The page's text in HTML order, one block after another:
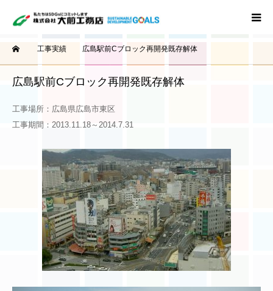
工事実績 広島駅前Cブロック再開発既存解体
広島駅前Cブロック再開発既存解体
工事場所：広島県広島市東区
工事期間：2013.11.18～2014.7.31
ホーム
事業概要
工事実績
会社概要